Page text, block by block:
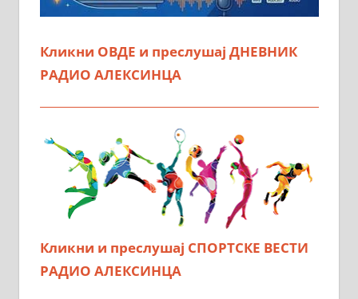
Кликни ОВДЕ и преслушај ДНЕВНИК
РАДИО АЛЕКСИНЦА
Кликни и преслушај СПОРТСКЕ ВЕСТИ
РАДИО АЛЕКСИНЦА